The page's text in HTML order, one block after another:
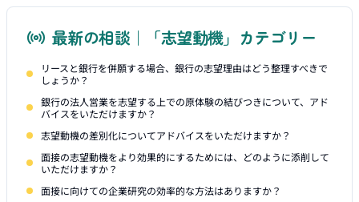
最新の相談｜「志望動機」カテゴリー
リースと銀行を併願する場合、銀行の志望理由はどう整理すべきで
しょうか？
銀行の法人営業を志望する上での原体験の結びつきについて、アド
バイスをいただけますか？
志望動機の差別化についてアドバイスをいただけますか？
面接の志望動機をより効果的にするためには、どのように添削して
いただけますか？
面接に向けての企業研究の効率的な方法はありますか？